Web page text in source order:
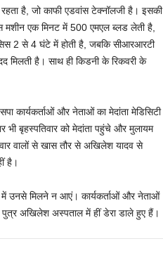
है, जो काफी एडवांस टेक्नॉलजी है। इसकी
मशीन एक मिनट में 500 एमएल ब्लड लेती है,
2 से 4 घंटे में होती है, जबकि सीआरआरटी
मिलती है। साथ ही किडनी के रिकवरी के
कार्यकर्ताओं और नेताओं का मेदांता मेडिसिटी
भी बृहस्पतिवार को मेदांता पहुंचे और मुलायम
वालों से खास तौर से अखिलेश यादव से
है।
में उनसे मिलने न आएं। कार्यकर्ताओं और नेताओं
पुत्र अखिलेश अस्पताल में हीं डेरा डाले हुए हैं।